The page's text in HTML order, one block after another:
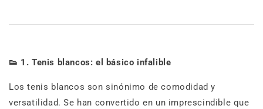
👟 1. Tenis blancos: el básico infalible
Los tenis blancos son sinónimo de comodidad y
versatilidad. Se han convertido en un imprescindible que